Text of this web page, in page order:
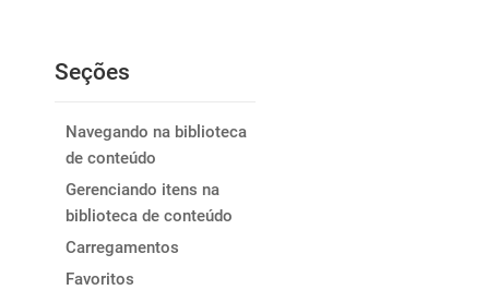
Seções
Navegando na biblioteca
de conteúdo
Gerenciando itens na
biblioteca de conteúdo
Carregamentos
Favoritos